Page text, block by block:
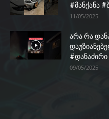
#მანქანა
11/05/2025
არა რა
#დანაძირი
09/05/2025